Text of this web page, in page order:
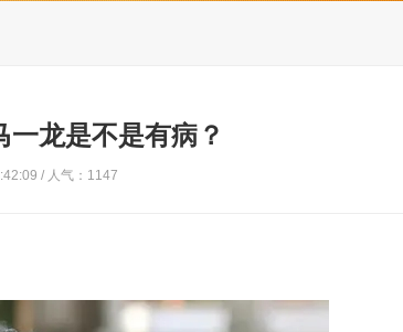
龙是不是有病？
/ 人气：1147